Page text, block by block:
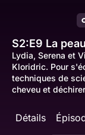
S2:E9 La
Lydia, Serena et
Kloridric. Pour
techniques de
cheveu et
Détails